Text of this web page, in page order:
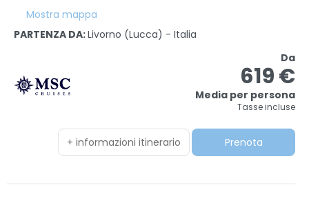
Mostra mappa
PARTENZA DA:Livorno (lucca) - Italia
Da
619 €
Media per persona
Tasse incluse
+ informazioni itinerario Prenota